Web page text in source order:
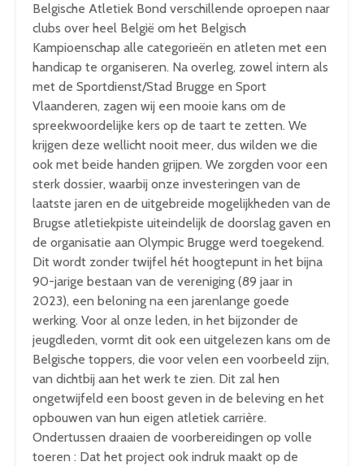
Belgische Atletiek Bond verschillende oproepen naar
clubs over heel België om het Belgisch
Kampioenschap alle categorieën en atleten met een
handicap te organiseren. Na overleg, zowel intern als
met de Sportdienst/Stad Brugge en Sport
Vlaanderen, zagen wij een mooie kans om de
spreekwoordelijke kers op de taart te zetten. We
krijgen deze wellicht nooit meer, dus wilden we die
ook met beide handen grijpen. We zorgden voor een
sterk dossier, waarbij onze investeringen van de
laatste jaren en de uitgebreide mogelijkheden van de
Brugse atletiekpiste uiteindelijk de doorslag gaven en
de organisatie aan Olympic Brugge werd toegekend.
Dit wordt zonder twijfel hét hoogtepunt in het bijna
90-jarige bestaan van de vereniging (89 jaar in
2023), een beloning na een jarenlange goede
werking. Voor al onze leden, in het bijzonder de
jeugdleden, vormt dit ook een uitgelezen kans om de
Belgische toppers, die voor velen een voorbeeld zijn,
van dichtbij aan het werk te zien. Dit zal hen
ongetwijfeld een boost geven in de beleving en het
opbouwen van hun eigen atletiek carrière.
Ondertussen draaien de voorbereidingen op volle
toeren : Dat het project ook indruk maakt op de